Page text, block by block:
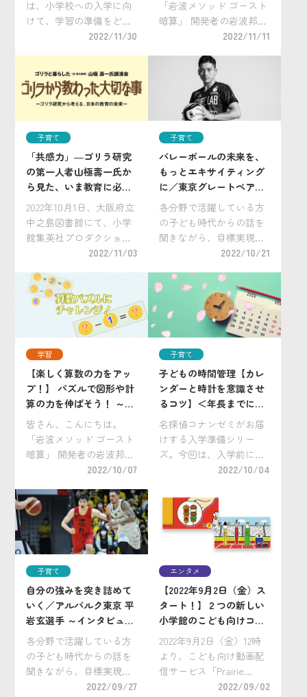
は、小学校への入学に向
けて、学習の準備をどの
くらいやっておけばいい
方もいらっしゃることと
思います。 中でも、ひら
がなの読み書きの教え方
[…]
2022/11/30
「岩波メソッド ゴースト
暗算」 開発者の岩波邦明
です。 本日は第１回に続
に取り組みながら、お子
さんの算数の力をアップ
する「算数パズル」を出
題します。 パズルは答え
2022/11/11
子育て
「共感力」―ゴリラ研究
の第一人者山極壽一氏か
ら見た、いま教育に必要
なものとは？
2022年10月1日、大阪府立
中之島図書館にて、小学
館集英社プロダクション
主催の講演会が開かれま
『ゴリラ研究から考える
日本の教育の未来～ゴリ
ラから教わった大切なこ
と』というユニークなも
2022/11/03
子育て
バレーボールの未来を、
もっとエキサイティング
に／東京グレートベアー
ズ 野瀬将平選手 ～イン
タビュー企画「叶えるち
から、伝えるちから」～
各分野で活躍している方
の子ども時代からの話を
聞きながら、目標実現の
原動力や自己の発信力の
ー企画「叶えるちから、
伝えるちから」。 今回
は、2022年6月に発足した
Vリーグの新チーム「東
2022/10/21
学習
【楽しく算数の力をアッ
プ！】 パズルで図形や計
算の力を伸ばそう！ ～第
１回～
皆さん、こんにちは。
「岩波メソッド ゴースト
暗算」 開発者の岩波邦明
です。 本日は、親子で楽
子さんの算数の力をアッ
プする「算数パズル」を
出題します。パズルは答
えを探したり、いろいろ
2022/10/07
子育て
子どもの時間管理【カレ
ンダーと時計を意識させ
るコツ】＜年長までに身
につけたい！＞入学準備
シリーズ
名探偵コナンゼミがお届
けする入学準備シリー
ズ。今回は、入学前にあ
る程度身につけておきた
力。 小学生になると、時
間割表の曜日に合わせて
翌日の教材などを準備し
なくてはなりません。ま
も […]
2022/10/04
子育て
自分の強みを突き詰めて
いく／アルバルク東京 平
岩玄選手 ～インタビュー
企画「叶えるちから、伝
えるちから」～
各分野で活躍している方
の子ども時代からの話を
聞きながら、目標実現の
原動力や自己の発信力の
2022/09/27
エンタメ
【2022年9月2日（金）ス
タート！】２つの新しい
小学館のこども向けコン
テンツが配信開始！『や
きとりくん』・『ステイ
ショナリースーパーリー
2022年9月2日（金）12時
より、こども向け動画配
信サービス「Prairie
Kids（プレイリーキッ
2022/09/02